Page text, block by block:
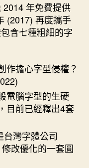
年免費提供
(2017) 再度攜手
含七種粗細的字
作擔心字型侵權？
電腦字型的生硬
目前已經釋出4套
台灣字體公司
改優化的一套圓